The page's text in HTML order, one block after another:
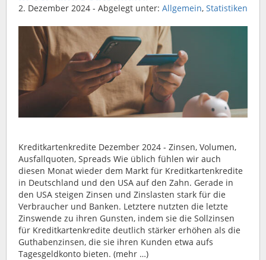
2. Dezember 2024 - Abgelegt unter: Allgemein, Statistiken
Kreditkartenkredite Dezember 2024 - Zinsen, Volumen,
Ausfallquoten, Spreads Wie üblich fühlen wir auch
diesen Monat wieder dem Markt für Kreditkartenkredite
in Deutschland und den USA auf den Zahn. Gerade in
den USA steigen Zinsen und Zinslasten stark für die
Verbraucher und Banken. Letztere nutzten die letzte
Zinswende zu ihren Gunsten, indem sie die Sollzinsen
für Kreditkartenkredite deutlich stärker erhöhen als die
Guthabenzinsen, die sie ihren Kunden etwa aufs
Tagesgeldkonto bieten. (mehr …)